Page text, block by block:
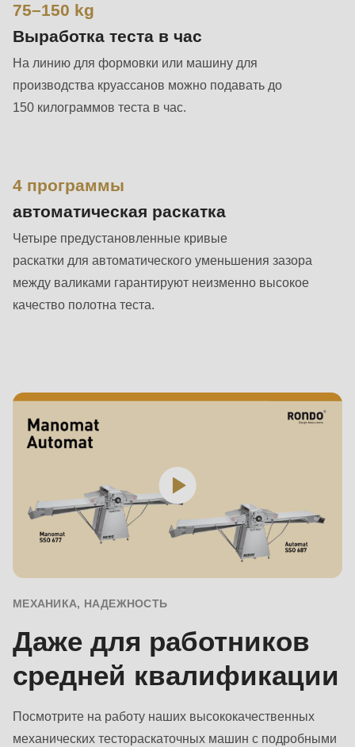
deprecated
in
Drupal\rondo_contact\ContactService-
>Drupal\rondo_contact\
597
of
modules/custom/rondo_contact/src/ContactService.php
Deprecated
function:
to
parameter
#1
type
string
>Drupal\rondo_contact\
{closure}
()
75–150 kg
Выработка теста в час
На линию для формовки или машину для
производства круассанов можно подавать до
150 килограммов теста в час.
4 программы
автоматическая раскатка
Четыре предустановленные кривые
раскатки для автоматического уменьшения зазора
между валиками гарантируют неизменно высокое
качество полотна теста.
МЕХАНИКА, НАДЕЖНОСТЬ
Даже для работников
средней квалификации
Посмотрите на работу наших высококачественных
механических тестораскаточных машин с подробными